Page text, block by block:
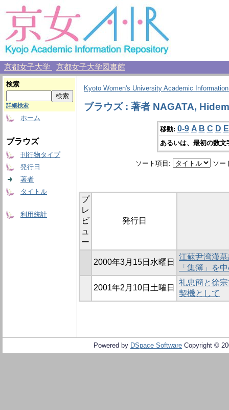
京都女子大学 京都女子大学図書館
検索
詳細検索
ホーム
ブラウズ
刊行物タイプ
発行日
著者
タイトル
利用統計
Kyoto Women's University Academic
ブラウズ : 著者 NAGATA,
移動: 0-9 A B C D E
あるいは、最初の数
ソート項目: ソー
プ
レ
ビ
ュ
ー
発行日
2000年3月15日水曜日
江蘇尹湾漢
「集簿」を
2001年2月10日土曜日
礼忠簡と徐
契機として
Powered by DSpace Software Copyright ©